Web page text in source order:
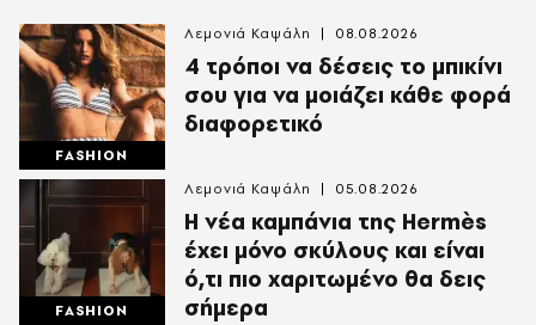
FASHION
4 τρόποι να δέσεις το μπικίνι
σου για να μοιάζει κάθε φορά
διαφορετικό
Λεμονιά Καψάλη 08.08.2026
FASHION
Η νέα καμπάνια της Hermès
έχει μόνο σκύλους και είναι
ό,τι πιο χαριτωμένο θα δεις
σήμερα
Λεμονιά Καψάλη 05.08.2026